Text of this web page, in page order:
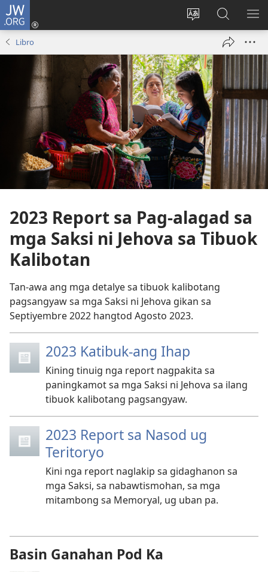
JW.ORG
Ilisi
pinulongan
sa
site
Log
ug
bag-
ong
window)
Pangitaa
sa
JW.ORG
Libro
2023 Report sa Pag-alagad sa
mga Saksi ni Jehova sa Tibuok
Kalibotan
Tan-awa ang mga detalye sa tibuok kalibotang
pagsangyaw sa mga Saksi ni Jehova gikan sa
Septiyembre 2022 hangtod Agosto 2023.
2023 Katibuk-ang Ihap
Kining tinuig nga report nagpakita sa
paningkamot sa mga Saksi ni Jehova sa ilang
tibuok kalibotang pagsangyaw.
2023 Report sa Nasod ug
Teritoryo
Kini nga report naglakip sa gidaghanon sa
mga Saksi, sa nabawtismohan, sa mga
mitambong sa Memoryal, ug uban pa.
Basin Ganahan Pod Ka